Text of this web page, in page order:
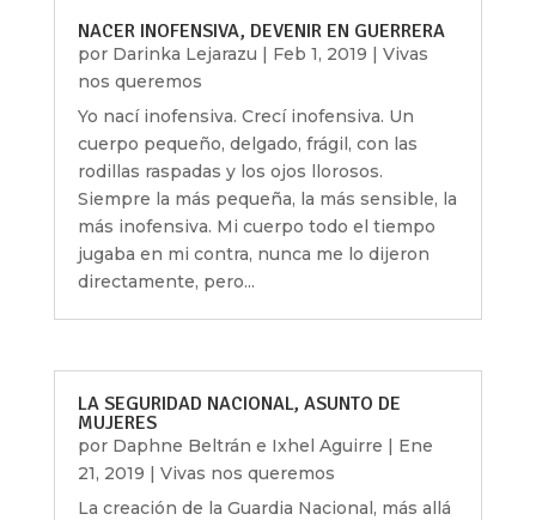
NACER INOFENSIVA, DEVENIR EN GUERRERA
por Darinka Lejarazu Feb 1, 2019
Vivas
nos queremos
Yo nací inofensiva. Crecí inofensiva. Un
cuerpo pequeño, delgado, frágil, con las
rodillas raspadas y los ojos llorosos.
Siempre la más pequeña, la más sensible, la
más inofensiva. Mi cuerpo todo el tiempo
jugaba en mi contra, nunca me lo dijeron
directamente, pero...
LA SEGURIDAD NACIONAL, ASUNTO DE
MUJERES
por Daphne Beltrán e Ixhel Aguirre | Ene
21, 2019 | Vivas nos queremos
La creación de la Guardia Nacional, más allá